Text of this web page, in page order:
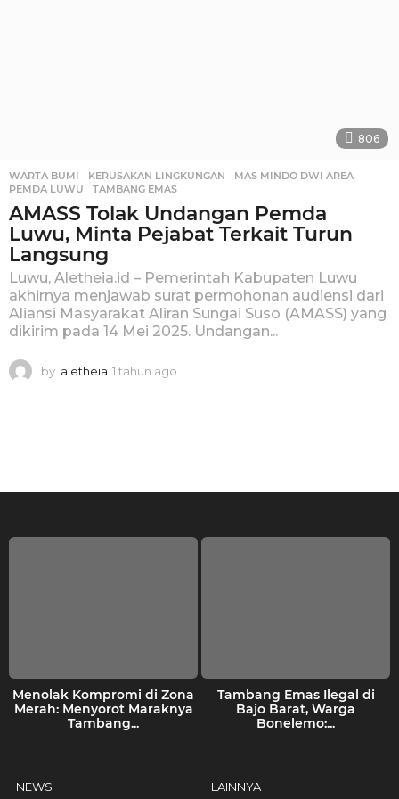
806
WARTA BUMI KERUSAKAN LINGKUNGAN ,MAS MINDO DWI AREA
PEMDA LUWU
,TAMBANG EMAS
AMASS Tolak Undangan Pemda
Luwu, Minta Pejabat Terkait Turun
Langsung
Luwu, Aletheia.id – Pemerintah Kabupaten Luwu
akhirnya menjawab surat permohonan audiensi dari
Aliansi Masyarakat Aliran Sungai Suso (AMASS) yang
dikirim pada 14 Mei 2025. Undangan...
by aletheia 1 tahun ago
g
Menolak Kompromi di Zona
Merah: Menyorot Maraknya
Tambang...
Tambang Emas Ilegal di
Bajo Barat, Warga
Bonelemo:...
NEWS LAINNYA